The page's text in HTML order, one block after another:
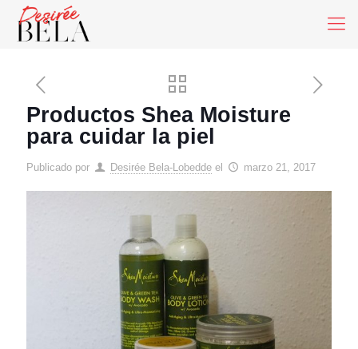
Productos Shea Moisture
para cuidar la piel
Publicado por Desirée Bela-Lobedde el marzo 21, 2017